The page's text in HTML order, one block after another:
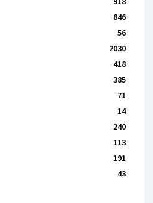
846
56
2030
418
385
71
14
240
113
191
43